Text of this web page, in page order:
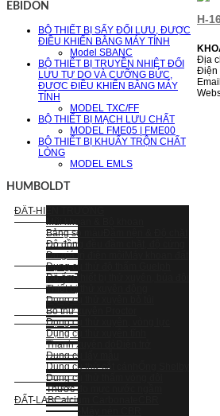
EBIDON
BỘ THIẾT BỊ SẤY ĐỐI LƯU, ĐƯỢC
ĐIỀU KHIỂN BẰNG MÁY TÍNH
Model SBANC
BỘ THIẾT BỊ TRUYỀN NHIỆT ĐỐI
LƯU TỰ DO VÀ CƯỠNG BỨC,
ĐƯỢC ĐIỀU KHIỂN BẰNG MÁY
TÍNH
MODEL TXC/FF
BỘ THIẾT BỊ MẠCH LƯU CHẤT
MODEL FME05 | FME00
BỘ THIẾT BỊ KHUẤY TRỘN CHẤT
LỎNG
MODEL EMLS
HUMBOLDT
ĐẤT-HIỆN TRƯỜNG
Mũi khoan & Bộ khoan
Bảng so màu
Độ đồng đều đầm chặt, độ cứng
Đo giá trị điện môi
Dụng cụ thử độ thấm Guelph
Độ ẩmThiết bị thử xuyên, búa đôi
Thiết bị thử xuyên động
Dụng cụ thử xuyên bỏ túi
Bộ thử xuyên Proctor
Dụng cụ thử xuyên, vòng lực
Dụng cụ thử xuyên tĩnh
Thanh xuyên dò
Dụng cụ lấy mẫu
Dụng cụ thử cắt cánh
Dụng cụ thử thấm vòng đôi
Thước đo mực nước ngầm
ĐẤT-LABCalcium Carbonate
H-
Địa
Điện